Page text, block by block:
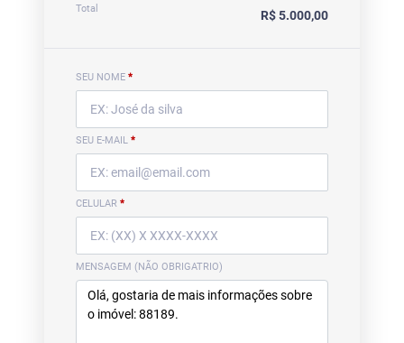
Total
R$ 5.000,00
SEU NOME *
SEU E-MAIL *
CELULAR *
MENSAGEM (NÃO OBRIGATRIO)